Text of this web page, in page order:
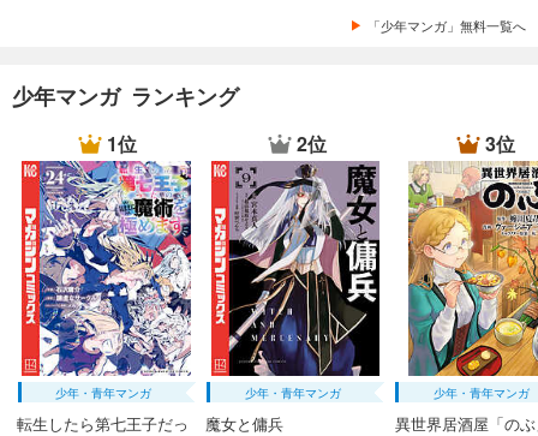
「少年マンガ」無料一覧へ
少年マンガ ランキング
1位
少年・青年マンガ
転生したら第七王子だっ
2位
少年・青年マンガ
魔女と傭兵
3位
少年・青年マンガ
異世界居酒屋「の